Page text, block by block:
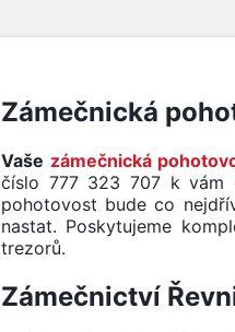
Zámečnická
Vaše zámečnická
číslo 777 323 707 k vám
pohotovost bude co
nastat. Poskytujeme
trezorů.
Zámečnictví